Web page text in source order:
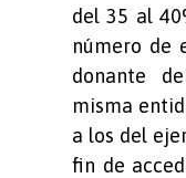
del 35 al
número de
donante
misma
a los del
fin de